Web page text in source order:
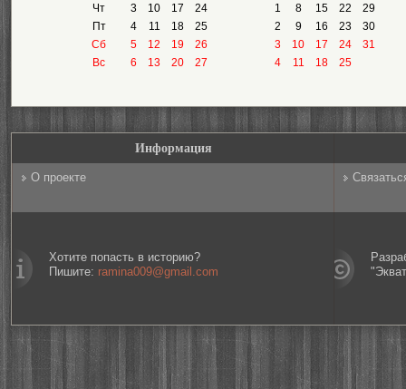
Чт
Пт
Сб
Вс
3
10 17
24
4
11 18
25
5
12 19
26
6
13 20 27
1
8 15 22
29
2
9 16 23
30
3
10 17 24
31
4
11 18 25
Информация
О проекте
Хотите попасть в историю?
Пишите: ramina009@gmail.com